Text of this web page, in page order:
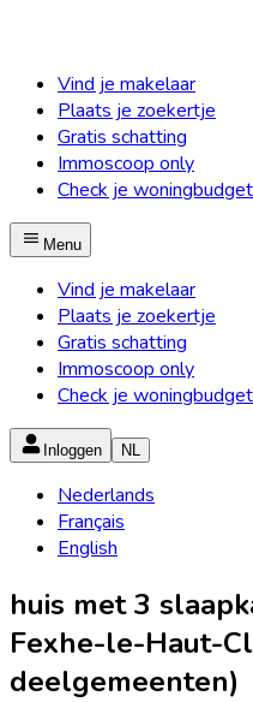
Vind je makelaar
Plaats je zoekertje
Gratis schatting
Immoscoop only
Check je woningbudget
Menu
Vind je makelaar
Plaats je zoekertje
Gratis schatting
Immoscoop only
Check je woningbudget
Inloggen NL
Nederlands
Français
English
huis met 3
Fexhe-le-Haut-
deelgemeenten)